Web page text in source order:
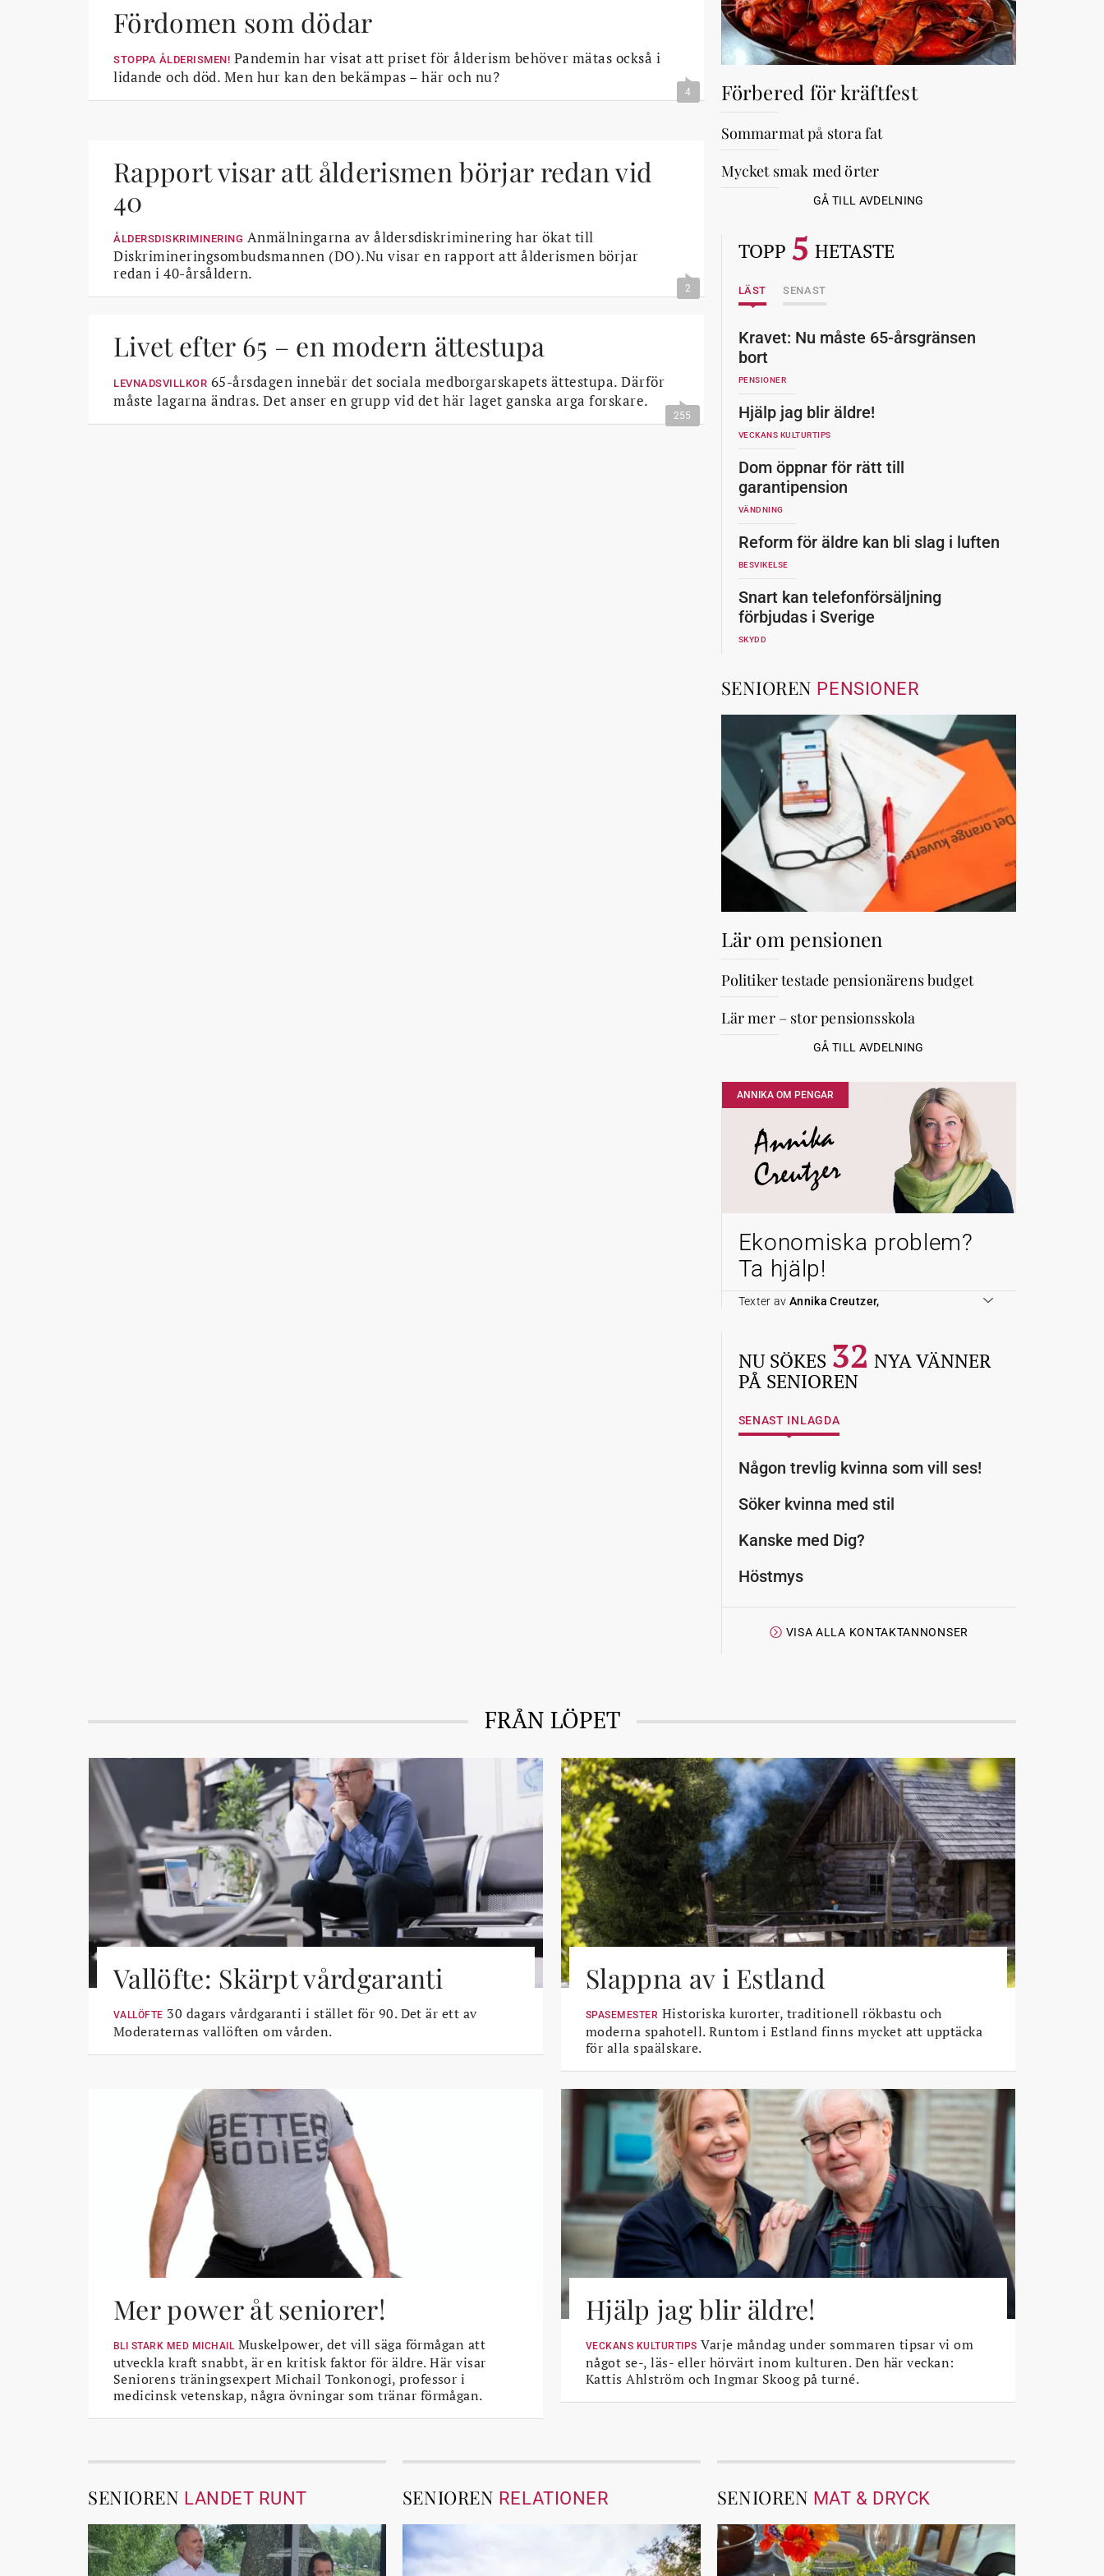
Fördomen som dödar
STOPPA ÅLDERISMEN! Pandemin har visat att priset för ålderism behöver mätas också i
lidande och död. Men hur kan den bekämpas – här och nu?
4
Rapport visar att ålderismen börjar redan vid
40
ÅLDERSDISKRIMINERING Anmälningarna av åldersdiskriminering har ökat till
Diskrimineringsombudsmannen (DO).Nu visar en rapport att ålderismen börjar
redan i 40-årsåldern.
2
Livet efter 65 – en modern ättestupa
LEVNADSVILLKOR 65-årsdagen innebär det sociala medborgarskapets ättestupa. Därför
måste lagarna ändras. Det anser en grupp vid det här laget ganska arga forskare.
255
Förbered för kräftfest
Sommarmat på stora fat
Mycket smak med örter
GÅ TILL AVDELNING
TOPP 5 HETASTE
LÄST SENAST
Kravet: Nu måste 65-årsgränsen
bort
PENSIONER
Hjälp jag blir äldre!
VECKANS KULTURTIPS
Dom öppnar för rätt till
garantipension
VÄNDNING
Reform för äldre kan bli slag i luften
BESVIKELSE
Snart kan telefonförsäljning
förbjudas i Sverige
SKYDD
SENIOREN PENSIONER
Lär om pensionen
Politiker testade pensionärens budget
Lär mer – stor pensionsskola
GÅ TILL AVDELNING
ANNIKA OM PENGAR
Annika
Creutzer
Ekonomiska problem?
Ta hjälp!
Texter av Annika Creutzer,
NU SÖKES 32 NYA VÄNNER
PÅ SENIOREN
SENAST INLAGDA
Någon trevlig kvinna som vill ses!
Söker kvinna med stil
Kanske med Dig?
Höstmys
VISA ALLA KONTAKTANNONSER
FRÅN LÖPET
Vallöfte: Skärpt vårdgaranti
VALLÖFTE 30 dagars vårdgaranti i stället för 90. Det är ett av
Moderaternas vallöften om vården.
Slappna av i Estland
SPASEMESTER Historiska kurorter, traditionell rökbastu och
moderna spahotell. Runtom i Estland finns mycket att upptäcka
för alla spaälskare.
Mer power åt seniorer!
BLI STARK MED MICHAILMuskelpower, det vill säga förmågan att
utveckla kraft snabbt, är en kritisk faktor för äldre. Här visar
Seniorens träningsexpert Michail Tonkonogi, professor i
medicinsk vetenskap, några övningar som tränar förmågan.
Hjälp jag blir äldre!
VECKANS KULTURTIPS Varje måndag under sommaren tipsar vi om
något se-, läs- eller hörvärt inom kulturen. Den här veckan:
Kattis Ahlström och Ingmar Skoog på turné.
SENIOREN LANDET RUNT SENIOREN RELATIONER SENIOREN MAT & DRYCK